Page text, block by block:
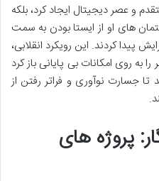
و عصر دیجیتال ایجاد کرد، بلکه
های او از ایستا بودن به سمت
کردند. این رویکرد انقلابی،
به روی امکانات بی پایانی باز کرد
جسارت نوآوری و فراتر رفتن از
پروژه های